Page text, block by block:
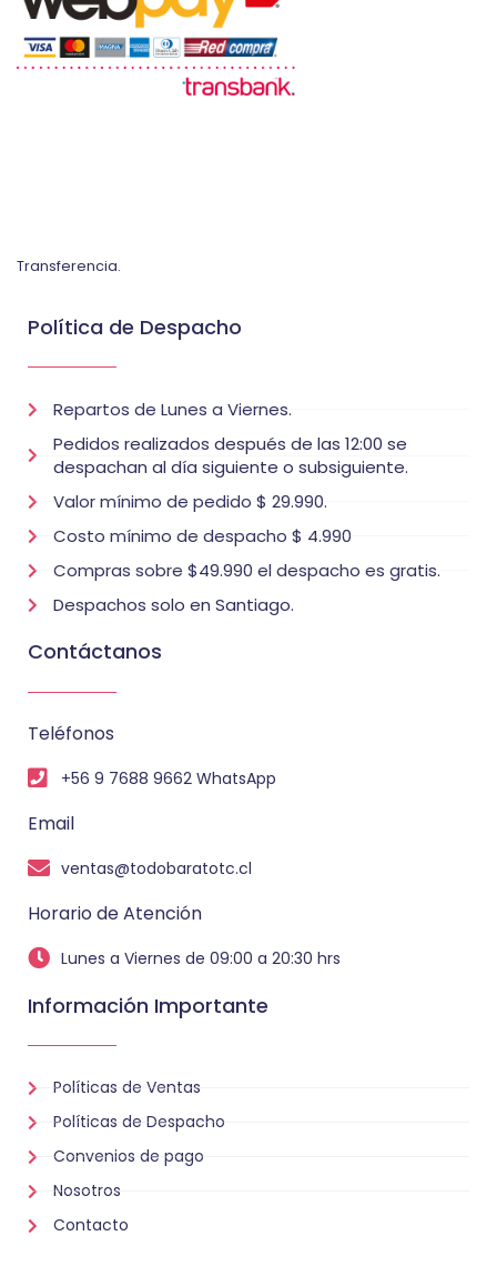
Transferencia.
Política de Despacho
Repartos de Lunes a Viernes.
Pedidos realizados después de las 12:00 se
despachan al día siguiente o subsiguiente.
Valor mínimo de pedido $ 29.990.
Costo mínimo de despacho $ 4.990
Compras sobre $49.990 el despacho es gratis.
Despachos solo en Santiago.
Contáctanos
Teléfonos
+56 9 7688 9662 WhatsApp
Email
ventas@todobaratotc.cl
Horario de Atención
Lunes a Viernes de 09:00 a 20:30 hrs
Información Importante
Políticas de Ventas
Políticas de Despacho
Convenios de pago
Nosotros
Contacto